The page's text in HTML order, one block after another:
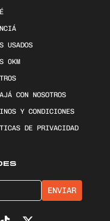
USADOS
0KM
CON NOSOTROS
Y CONDICIONES
DE PRIVACIDAD